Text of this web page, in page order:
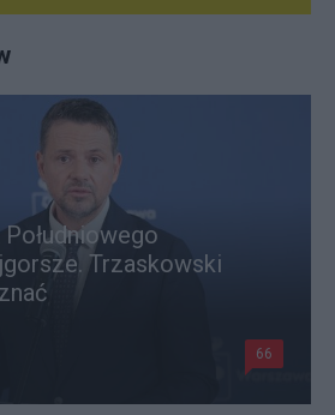
Trzaskowski
66